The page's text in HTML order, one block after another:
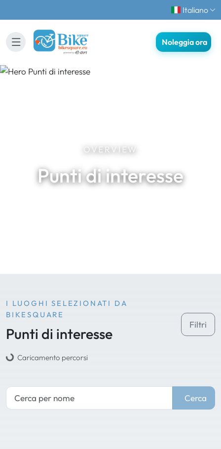
Italiano
Noleggia ora
OVERVIEW
Punti di interesse
I LUOGHI SELEZIONATI DA
BIKESQUARE
Punti di interesse
Filtri
Caricamento percorsi
Cerca